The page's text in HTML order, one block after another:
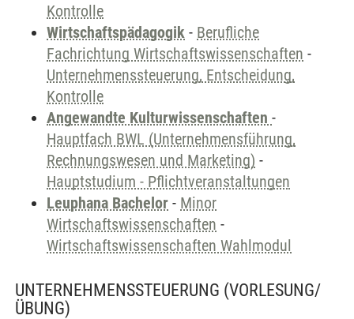
Kontrolle
Wirtschaftspädagogik - Berufliche
Fachrichtung Wirtschaftswissenschaften -
Unternehmenssteuerung, Entscheidung,
Kontrolle
Angewandte Kulturwissenschaften -
Hauptfach BWL (Unternehmensführung,
Rechnungswesen und Marketing) -
Hauptstudium - Pflichtveranstaltungen
Leuphana Bachelor - Minor
Wirtschaftswissenschaften -
Wirtschaftswissenschaften Wahlmodul
UNTERNEHMENSSTEUERUNG (VORLESUNG/
ÜBUNG)